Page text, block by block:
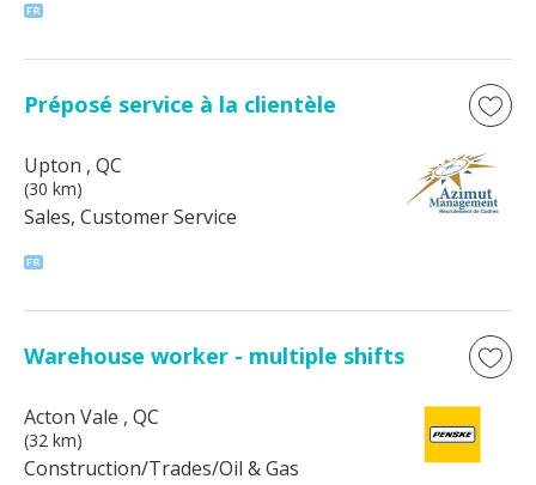
Préposé service à la clientèle
Upton , QC
(30 km)
Sales, Customer Service
Warehouse worker - multiple shifts
Acton Vale , QC
(32 km)
Construction/Trades/Oil & Gas